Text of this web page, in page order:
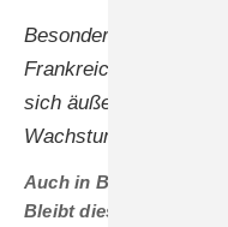
Besonders spannend
Frankreich. Auch
sich äußerst
Wachstumschancen.
Auch in Benelux ist der
Bleibt diese Region für